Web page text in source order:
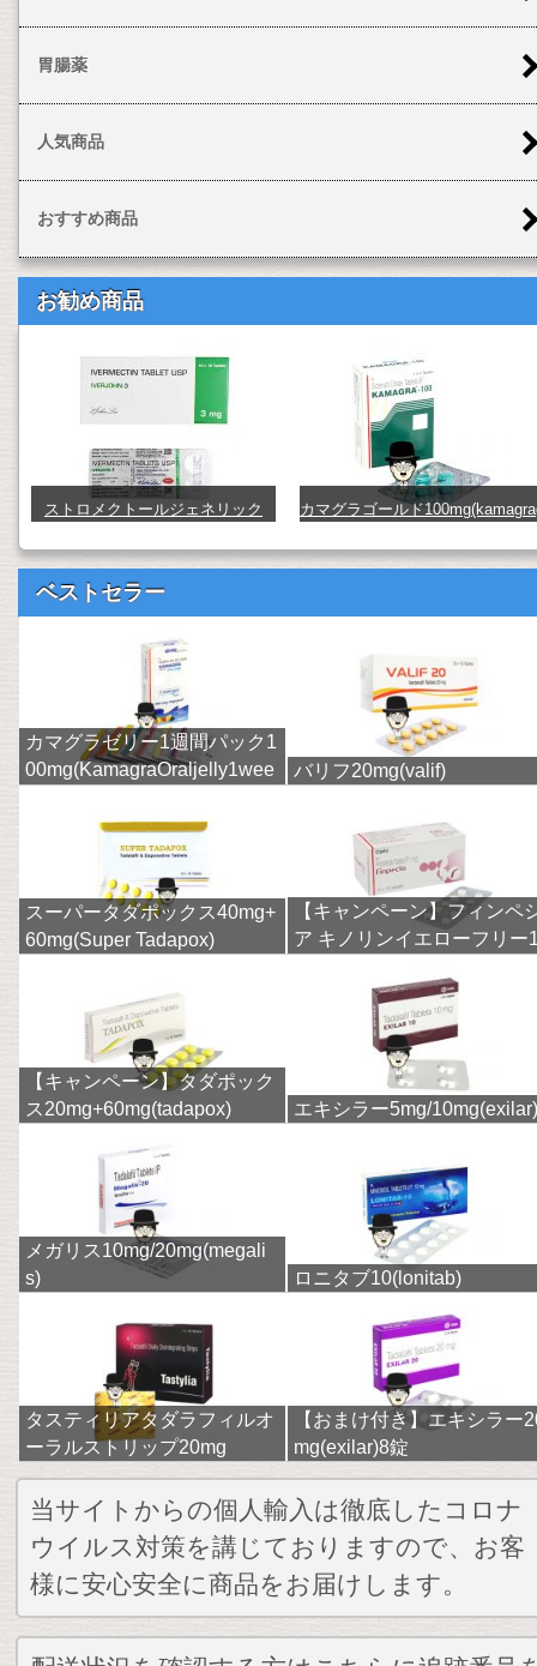
胃腸薬
人気商品
おすすめ商品
お勧め商品
ストロメクトールジェネリック
カマグラゴールド
ベストセラー
カマグラゼリー1週間パック1
00mg(KamagraOraljelly1wee
バリフ20mg(valif)
スーパータダポックス40mg+
60mg(Super Tadapox)
【キャンペーン】フィンペ
ア キノリンイエローフリー
【キャンペーン】タダポック
ス20mg+60mg(tadapox)
エキシラー5mg/10mg(exilar)
メガリス10mg/20mg(megali
s)
ロニタブ10(lonitab)
タスティリアタダラフィルオ
ーラルストリップ20mg
【おまけ付き】エキシラー
mg(exilar)8錠
当サイトからの個人輸入は徹底したコロナ
ウイルス対策を講じておりますので、お客
様に安心安全に商品をお届けします。